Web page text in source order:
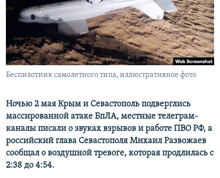
ПОБЕДИТЕЛЕЙ НЕ СУДЯТ?
КРЫМ.НЕПОКОРЕННЫЙ
ELIFBE
УКРАИНСКАЯ ПРОБЛЕМА КРЫМА
ПРИСОЕДИНЯЙТЕСЬ!
Все сайты RFE/RL
Беспилотник самолетного типа, иллюстративное фото
Ночью 2 мая Крым и Севастополь подверглись
массированной атаке БпЛА, местные телеграм-
каналы писали о звуках взрывов и работе ПВО РФ, а
российский глава Севастополя Михаил Развожаев
сообщал о воздушной тревоге, которая продлилась с
2:38 до 4:54.